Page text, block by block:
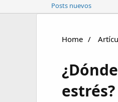
Posts nuevos
Home
estrés?